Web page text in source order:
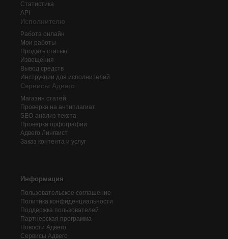
Статистика
API
Исполнителю
Работа онлайн
Мои работы
Продать статью
Извещения
Вывод средств
Инструкции для исполнителей
Сервисы Адвего
Магазин статей
Проверка на антиплагиат
SEO-анализ текста
Проверка орфографии
Адвего Лингвист
Заказ контента и услуг
Информация
Пользовательское соглашение
Политика конфиденциальности
Поддержка пользователей
Партнерская программа
Новости Адвего
Сервисы Адвего